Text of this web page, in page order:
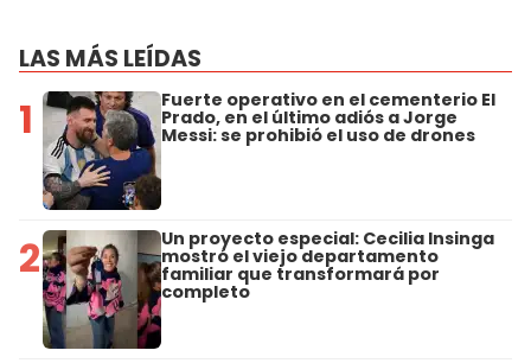
LAS MÁS LEÍDAS
1 Fuerte operativo en el cementerio El
Prado, en el último adiós a Jorge
Messi: se prohibió el uso de drones
2 Un proyecto especial: Cecilia Insinga
mostró el viejo departamento
familiar que transformará por
completo